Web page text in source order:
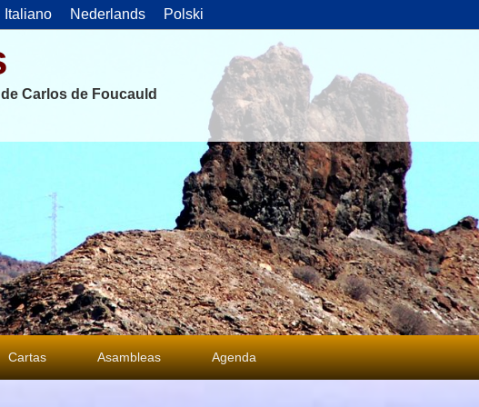
Italiano Nederlands Polski
Carlos de Foucauld
Cartas Asambleas Agenda